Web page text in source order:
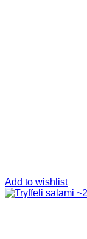
Add to wishlist